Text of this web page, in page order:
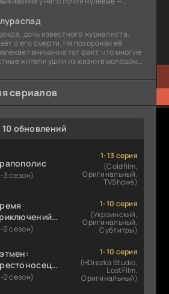
еще сорок
дочь известного журналиста,
о его смерти. На похоронах её
внимание тот факт, что многие
жители ушли из жизни в молодом
сериалов
обновлений
3 сезон)
1-13 серия
(Coldfilm,
Оригинальный,
TVShows)
и Кейк
2 сезон)
1-10 серия
(Украинский,
Оригинальный,
Субтитры)
в
2 сезон)
1-10 серия
(HDrezka Studio,
LostFilm,
Оригинальный)